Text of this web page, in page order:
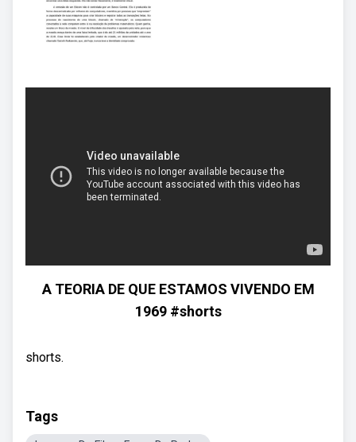
A TEORIA DE QUE ESTAMOS VIVENDO EM
1969 #shorts
shorts.
Tags